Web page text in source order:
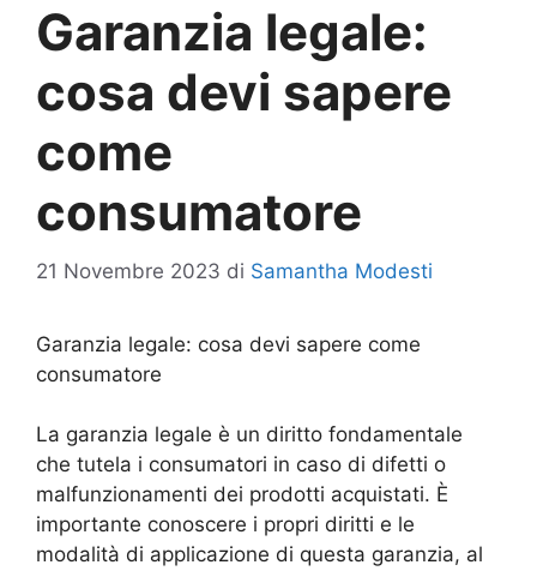
Garanzia legale:
cosa devi sapere
come
consumatore
21 Novembre 2023 di Samantha Modesti
Garanzia legale: cosa devi sapere come
consumatore
La garanzia legale è un diritto fondamentale
che tutela i consumatori in caso di difetti o
malfunzionamenti dei prodotti acquistati. È
importante conoscere i propri diritti e le
modalità di applicazione di questa garanzia, al